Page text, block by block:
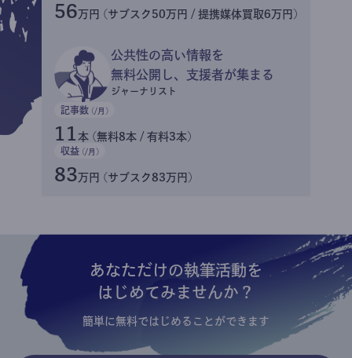
56万円 (サブスク50万円 / 提携媒体買取6万円)
公共性の高い情報を
無料公開し、支援者が集まる
ジャーナリスト
記事数 (/月)
11 本 (無料8本 / 有料3本)
収益 (/月)
83万円 (サブスク83万円)
あなただけの執筆活動を
はじめてみませんか？
簡単に無料ではじめることができます